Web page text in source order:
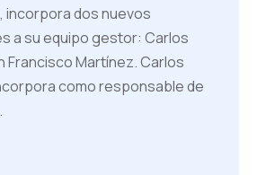
incorpora dos nuevos
a su equipo gestor: Carlos
Francisco Martínez. Carlos
como responsable de